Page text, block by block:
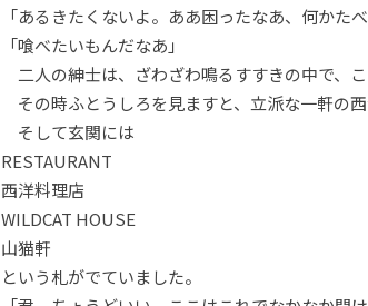
「あるきたくないよ。ああ困ったなあ、何かたべ
「喰べたいもんだなあ」
二人の紳士は、ざわざわ鳴るすすきの中で、こ
その時ふとうしろを見ますと、立派な一軒の西
そして玄関には
RESTAURANT
西洋料理店
WILDCAT HOUSE
山猫軒
という札がでていました。